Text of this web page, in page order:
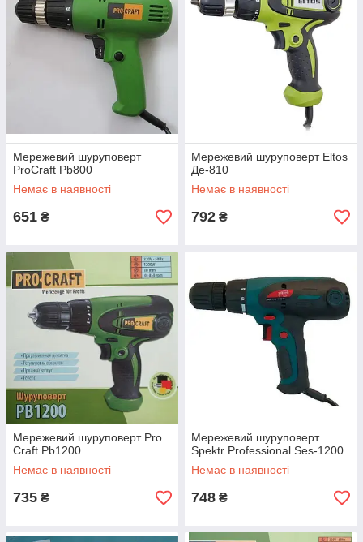
Мережевий шуруповерт
ProCraft Pb800
Немає в наявності
651 ₴
Мережевий шуруповерт Eltos
Де-810
Немає в наявності
792 ₴
Мережевий шуруповерт Pro
Craft Pb1200
Немає в наявності
735 ₴
Мережевий шуруповерт
Spektr Professional Ses-1200
Немає в наявності
748 ₴